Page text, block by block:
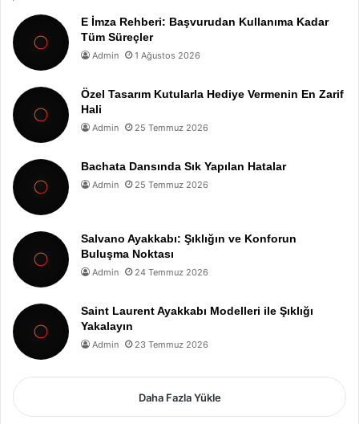
E İmza Rehberi: Başvurudan Kullanıma Kadar
Tüm Süreçler
Admin 1 Ağustos 2026
Özel Tasarım Kutularla Hediye Vermenin En Zarif
Hali
Admin 25 Temmuz 2026
Bachata Dansında Sık Yapılan Hatalar
Admin 25 Temmuz 2026
Salvano Ayakkabı: Şıklığın ve Konforun
Buluşma Noktası
Admin 24 Temmuz 2026
Saint Laurent Ayakkabı Modelleri ile Şıklığı
Yakalayın
Admin 23 Temmuz 2026
Daha Fazla Yükle